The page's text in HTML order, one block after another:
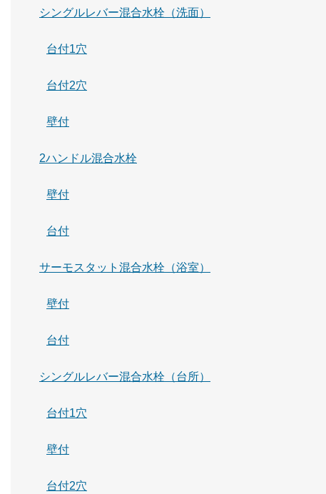
シングルレバー混合水栓（洗面）
台付1穴
台付2穴
壁付
2ハンドル混合水栓
壁付
台付
サーモスタット混合水栓（浴室）
壁付
台付
シングルレバー混合水栓（台所）
台付1穴
壁付
台付2穴